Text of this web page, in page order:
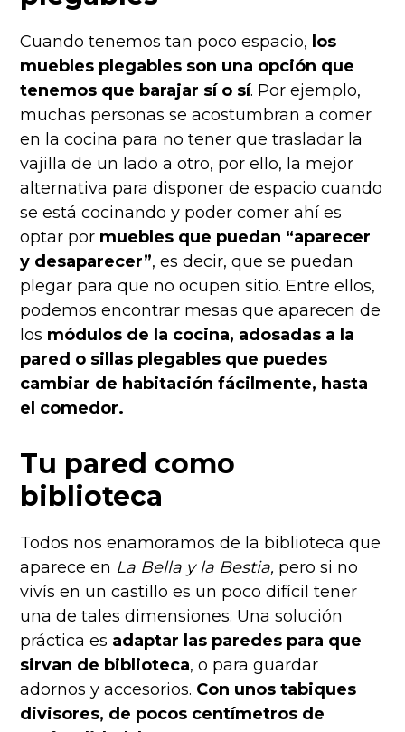
Cuando tenemos tan poco espacio, los
muebles plegables son una opción que
tenemos que barajar sí o sí. Por ejemplo,
muchas personas se acostumbran a comer
en la cocina para no tener que trasladar la
vajilla de un lado a otro, por ello, la mejor
alternativa para disponer de espacio cuando
se está cocinando y poder comer ahí es
optar por muebles que puedan “aparecer
y desaparecer”, es decir, que se puedan
plegar para que no ocupen sitio. Entre ellos,
podemos encontrar mesas que aparecen de
los módulos de la cocina, adosadas a la
pared o sillas plegables que puedes
cambiar de habitación fácilmente, hasta
el comedor.
Tu pared como
biblioteca
Todos nos enamoramos de la biblioteca que
aparece en La Bella y la Bestia, pero si no
vivís en un castillo es un poco difícil tener
una de tales dimensiones. Una solución
práctica es adaptar las paredes para que
sirvan de biblioteca, o para guardar
adornos y accesorios. Con unos tabiques
divisores, de pocos centímetros de